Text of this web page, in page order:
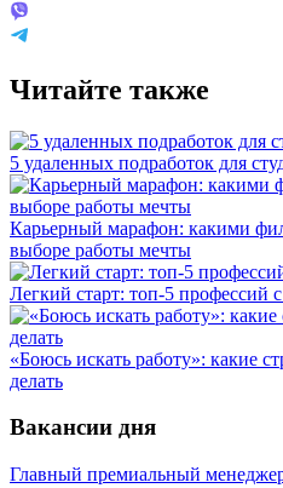
Читайте также
5 удаленных подработок для
Карьерный марафон: какими
выборе работы мечты
Легкий старт: топ-5 профессий
«Боюсь искать работу»: какие
делать
Вакансии дня
Главный премиальный